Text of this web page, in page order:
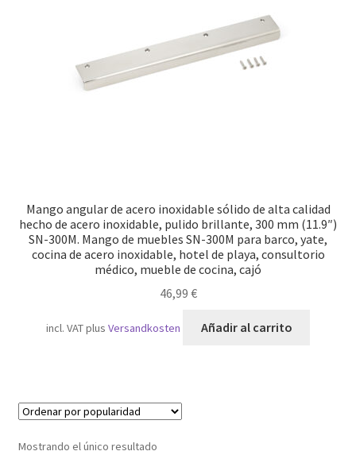
Mango angular de acero inoxidable sólido de alta calidad
hecho de acero inoxidable, pulido brillante, 300 mm (11.9″)
SN-300M. Mango de muebles SN-300M para barco, yate,
cocina de acero inoxidable, hotel de playa, consultorio
médico, mueble de cocina, cajó
46,99 €
incl. VATplus Versandkosten Añadir al carrito
Mostrando el único resultado